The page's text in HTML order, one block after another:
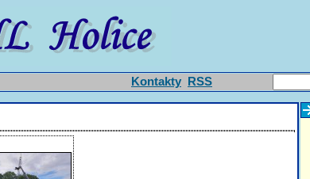
Kontakty RSS